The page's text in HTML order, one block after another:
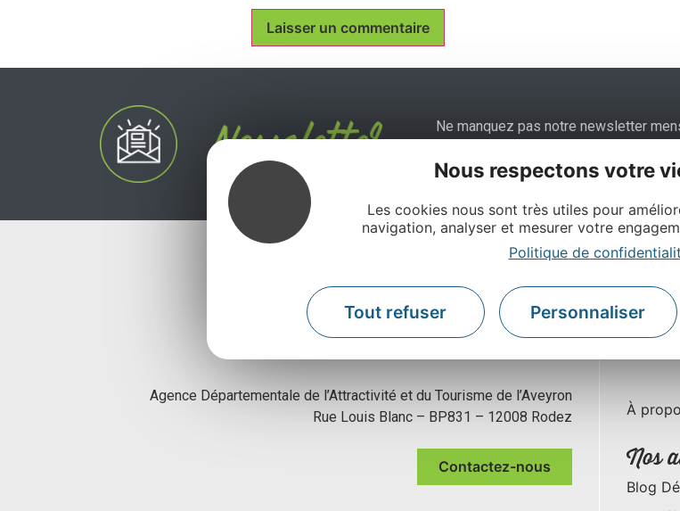
Nous respectons votre
Les cookies nous sont très utiles pour
navigation, analyser et mesurer votre
Politique de
Tout refuser Personnaliser
Ne manquez pas notre newsletter
Agence Départementale de l’Attractivité et du Tourisme de l’Aveyron
Rue Louis Blanc – BP831 – 12008 Rodez
Contactez-nous
À
Nos
Blog